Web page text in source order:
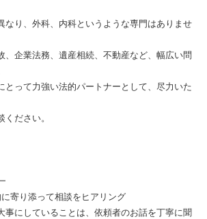
なり、外科、内科というような専門はありませ
、企業法務、遺産相続、不動産など、幅広い問
とって力強い法的パートナーとして、尽力いた
ださい。
に寄り添って相談をヒアリング
事にしていることは、依頼者のお話を丁寧に聞